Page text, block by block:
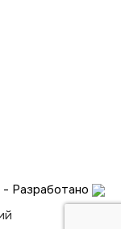
Разработано